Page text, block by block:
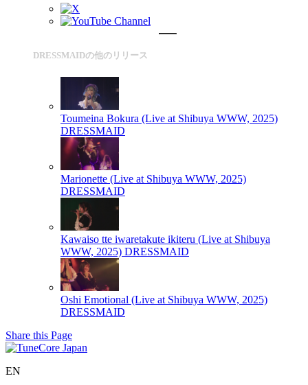
DRESSMAIDの他のリリース
Toumeina Bokura (Live at Shibuya WWW, 2025)
DRESSMAID
Marionette (Live at Shibuya WWW, 2025)
DRESSMAID
Kawaiso tte iwaretakute ikiteru (Live at Shibuya
WWW, 2025) DRESSMAID
Oshi Emotional (Live at Shibuya WWW, 2025)
DRESSMAID
Share this Page
EN